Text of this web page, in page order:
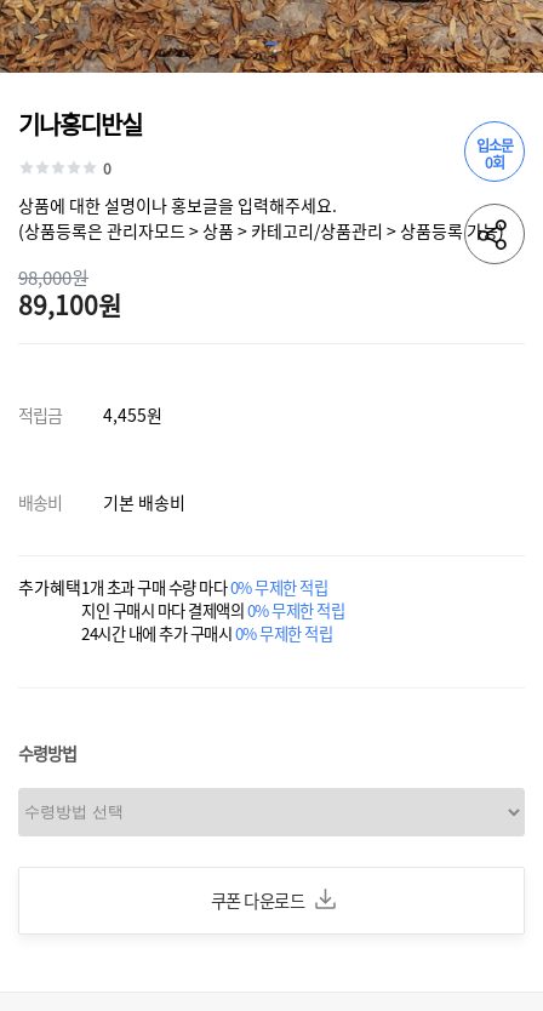
입소문
0회
기나홍디반실
0
상품에 대한 설명이나 홍보글을 입력해주세요.
(상품등록은 관리자모드 > 상품 > 카테고리/상품관리 > 상품등록 가능)
98,000원
89,100원
적립금 4,455원
배송비 기본 배송비
추가혜택1개 초과 구매 수량 마다0% 무제한 적립
지인 구매시 마다 결제액의0% 무제한 적립
24시간 내에 추가 구매시0% 무제한 적립
수령방법
쿠폰 다운로드